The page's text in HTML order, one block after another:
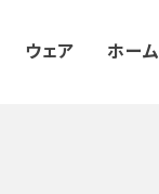
ウェア ホーム